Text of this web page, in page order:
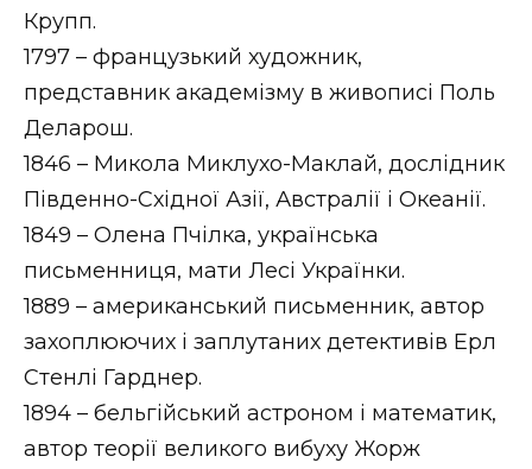
Крупп.
1797 – французький художник,
представник академізму в живописі Поль
Деларош.
1846 – Микола Миклухо-Маклай, дослідник
Південно-Східної Азії, Австралії і Океанії.
1849 – Олена Пчілка, українська
письменниця, мати Лесі Українки.
1889 – американський письменник, автор
захоплюючих і заплутаних детективів Ерл
Стенлі Гарднер.
1894 – бельгійський астроном і математик,
автор теорії великого вибуху Жорж